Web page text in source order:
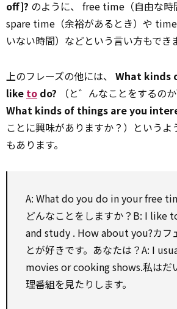
off]? のように、 free time（自由な時
spare time（余裕があるとき）や
いない時間）などという言い方もでき
上のフレーズの他には、 What kinds
like to do? （と゛んなことをするの
What kinds of things are you
ことに興味がありますか？）というよ
もあります。
A: What do you do in your free
どんなことをしますか？B: I like
and study . How aboutyou?カフ
とが好きです。あなたは？A: I
movies or cooking shows.私はだ
理番組を見たりします。